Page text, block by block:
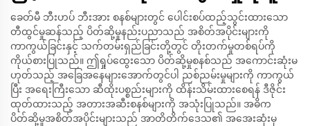
ခေတ်မီ ဘီးဟပ် ဘီးအား စနစ်များတွင် ပေါင်းစပ်ထည့်သွင်းထားသော
တီထွင်မှုဆန်သည့် ပိတ်ဆို့မှုနည်းပညာသည် အစိတ်အပိုင်းများကို
ကာကွယ်ခြင်းနှင့် သက်တမ်းရှည်ခြင်းတို့တွင် တိုးတက်မှုတစ်ရပ်ကို
ကိုယ်စားပြုသည်။ ဤရှုပ်ထွေးသော ပိတ်ဆို့မှုစနစ်သည် အကောင်းဆုံးမ
ဟုတ်သည့် အခြေအနေများအောက်တွင်ပါ ညစ်ညမ်းမှုများကို ကာကွယ်
ပြီး အရေးကြီးသော ဆီထိုးပစ္စည်းများကို ထိန်းသိမ်းထားစေရန် ဒီဇိုင်း
ထုတ်ထားသည့် အတားအဆီးစနစ်များကို အသုံးပြုသည်။ အဓိက
ပိတ်ဆို့မှုအစိတ်အပိုင်းများသည် အာတိတိက်ဒေသ၏ အအေးဆုံးမှ